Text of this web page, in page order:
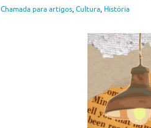
Chamada para artigos, Cultura, História